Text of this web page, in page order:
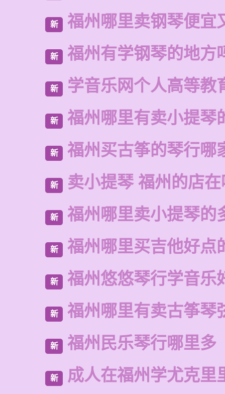
新 福州哪里卖钢琴便宜
新 福州有学钢琴的地方
新 学音乐网个人高等教
新 福州哪里有卖小提琴
新 福州买古筝的琴行哪
新 卖小提琴 福州的店
新 福州哪里卖小提琴的
新 福州哪里买吉他好点
新 福州悠悠琴行学音乐
新 福州哪里有卖古筝琴
新 福州民乐琴行哪里多
新 成人在福州学尤克里